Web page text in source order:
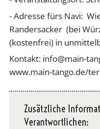
- Adresse fürs Navi:
Randersacker (bei
(kostenfrei) in
Kontakt: info@main-
www.main-tango.de/
Zusätzliche
Verantwortlichen: